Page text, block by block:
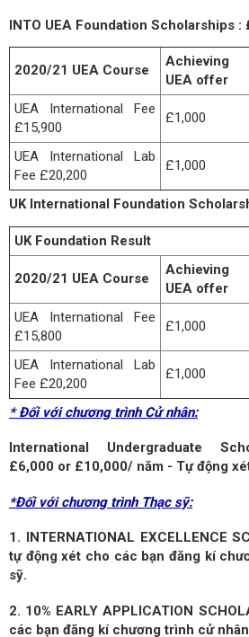
INTO UEA Foundation Scholarships :
2020/21 UEA Course
Achieving
UEA offer
UEA International Fee
£15,900
£1,000
UEA International Lab
Fee £20,200
£1,000
UK International Foundation
UK Foundation Result
2020/21 UEA Course
Achieving
UEA offer
UEA International Fee
£15,800
£1,000
UEA International Lab
Fee £20,200
£1,000
* Đối với chương trình Cử nhân:
International Undergraduate
£6,000 or £10,000/ năm - Tự động
*Đối với chương trình Thạc sỹ:
1. INTERNATIONAL EXCELLENCE
tự động xét cho các bạn đăng kí
sỹ.
2. 10% EARLY APPLICATION
các bạn đăng kí chương trình cử